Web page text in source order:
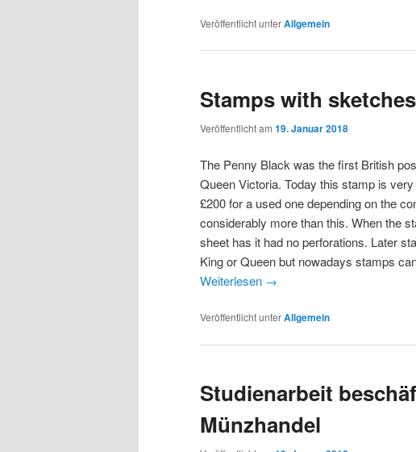
Veröffentlicht unterAllgemein
Stamps with
Veröffentlicht am 19. Januar 2018
The Penny Black was the first British
Queen Victoria. Today this stamp is
£200 for a used one depending on the
considerably more than this. When the
sheet has it had no perforations. Later
King or Queen but nowadays stamps
Weiterlesen →
Veröffentlicht unterAllgemein
Studienarbeit
Münzhandel